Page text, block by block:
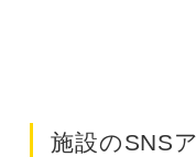
施設のSNS